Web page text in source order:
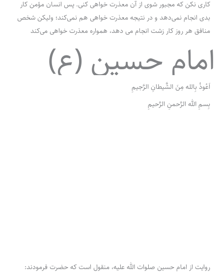
کاری نکن که مجبور شوی از آن معذرت خواهی کنی. پس انسان مؤمن کار
بدی انجام نمی‌دهد و در نتیجه معذرت خواهی هم نمی‌کند؛ ولیکن شخص
منافق هر روز کار زشت انجام می دهد، همواره معذرت خواهی می‌کند
امام حسین (ع)
اَعُوذُ بِالله مِنَ الشَّیطانِ الرَّجیمِ
بِسمِ الله الرَّحمنِ الرَّحیمِ
روایت از امام حسین صلوات الله علیه، منقول است که حضرت فرمودند: